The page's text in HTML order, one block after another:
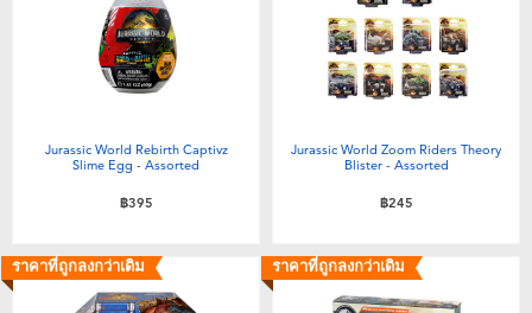
Jurassic World Rebirth Captivz
Slime Egg - Assorted
฿395
Jurassic World Zoom Riders Theory
Blister - Assorted
฿245
ราคาที่ถูกลงกว่าเดิม ราคาที่ถูกลงกว่าเดิม